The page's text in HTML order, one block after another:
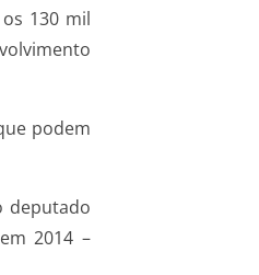
130 mil
podem
deputado
2014 –